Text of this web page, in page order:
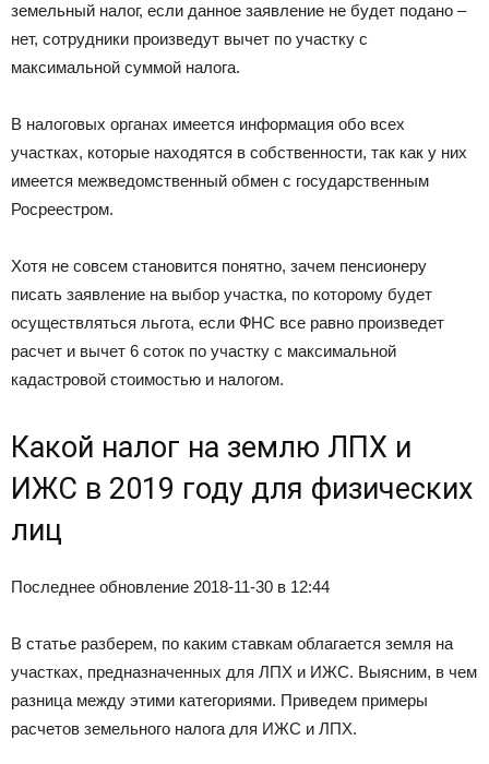
земельный налог, если данное заявление не будет подано –
нет, сотрудники произведут вычет по участку с
максимальной суммой налога.
В налоговых органах имеется информация обо всех
участках, которые находятся в собственности, так как у них
имеется межведомственный обмен с государственным
Росреестром.
Хотя не совсем становится понятно, зачем пенсионеру
писать заявление на выбор участка, по которому будет
осуществляться льгота, если ФНС все равно произведет
расчет и вычет 6 соток по участку с максимальной
кадастровой стоимостью и налогом.
Какой налог на землю ЛПХ и
ИЖС в 2019 году для физических
лиц
Последнее обновление 2018-11-30 в 12:44
В статье разберем, по каким ставкам облагается земля на
участках, предназначенных для ЛПХ и ИЖС. Выясним, в чем
разница между этими категориями. Приведем примеры
расчетов земельного налога для ИЖС и ЛПХ.